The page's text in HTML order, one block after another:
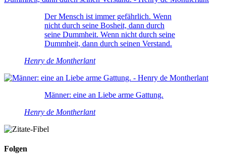
Der Mensch ist immer gefährlich. Wenn
nicht durch seine Bosheit, dann durch
seine Dummheit. Wenn nicht durch seine
Dummheit, dann durch seinen Verstand.
Henry de Montherlant
Männer: eine an Liebe arme Gattung.
Henry de Montherlant
Folgen